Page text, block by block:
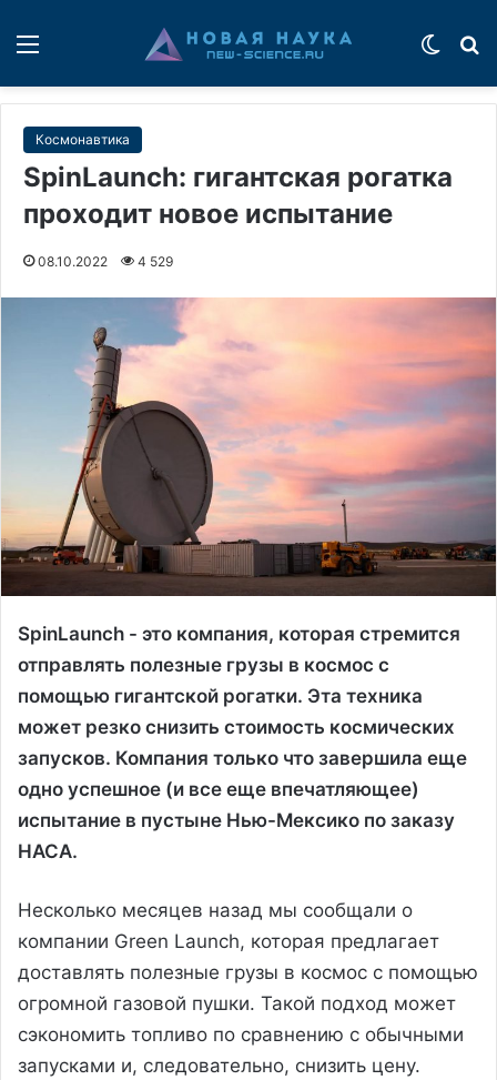
Космонавтика
SpinLaunch: гигантская рогатка
проходит новое испытание
08.10.2022 4 529
SpinLaunch - это компания, которая стремится
отправлять полезные грузы в космос с
помощью гигантской рогатки. Эта техника
может резко снизить стоимость космических
запусков. Компания только что завершила еще
одно успешное (и все еще впечатляющее)
испытание в пустыне Нью-Мексико по заказу
НАСА.
Несколько месяцев назад мы сообщали о
компании Green Launch, которая предлагает
доставлять полезные грузы в космос с помощью
огромной газовой пушки. Такой подход может
сэкономить топливо по сравнению с обычными
запусками и, следовательно, снизить цену.